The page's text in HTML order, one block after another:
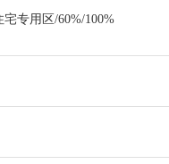
专用区/60%/100%